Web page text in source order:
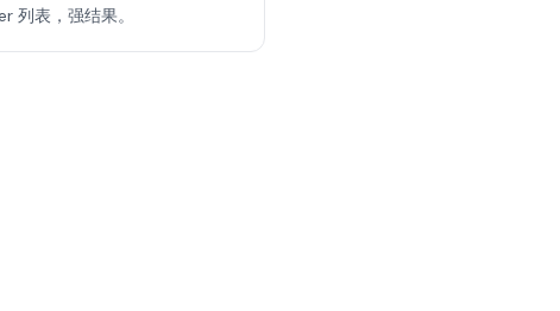
列表，强结果。